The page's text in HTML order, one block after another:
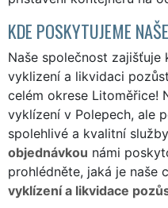
KDE POSKYTUJEME
Naše společnost zajišťuje
vyklizení a likvidaci
celém okrese Litoměřice!
vyklízení v Polepech, ale
spolehlivé a kvalitní
objednávkou námi
prohlédněte, jaká je naše
vyklízení a likvidace